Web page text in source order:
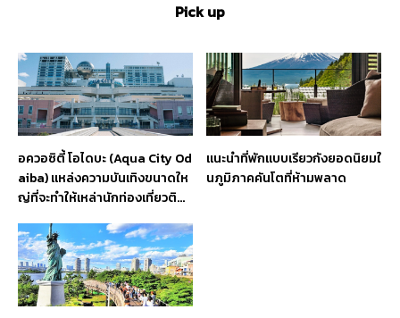
Pick up
อควอซิตี้ โอไดบะ (Aqua City Od
aiba) แหล่งความบันเทิงขนาดให
ญ่ที่จะทำให้เหล่านักท่องเที่ยวติดใ
แนะนำที่พักแบบเรียวกังยอดนิยมใ
นภูมิภาคคันโตที่ห้ามพลาด